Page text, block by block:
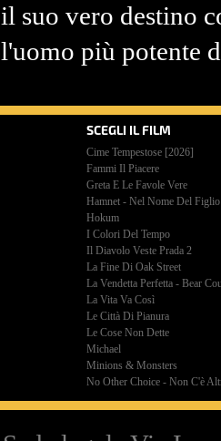
il suo vero destino
l'uomo più potente
SCEGLI IL FILM
Cime Tempestose [2026]
Fammi Il Piacere
Greta E Le Favole Vere
Hamnet - Nel Nome Del Figlio
Hokum
I Colori Del Tempo
Il Diavolo Veste Prada 2
La Fine Di Oak Street
La Vendetta Perfetta - Bear
La Vita Va Così
Le Città Di Pianura
Le Cose Non Dette
Michael
Minions & Monsters
No Other Choice - Non C'è